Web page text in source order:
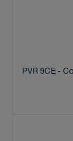
PVR 9CE -